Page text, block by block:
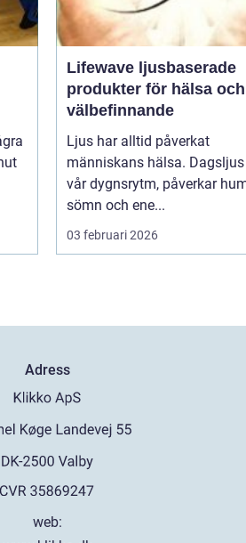
Lifewave ljusbaserade
produkter för hälsa och
välbefinnande
Ljus har alltid påverkat
människans hälsa.
vår dygnsrytm, påverkar
sömn och ene...
03 februari 2026
Adress
web: